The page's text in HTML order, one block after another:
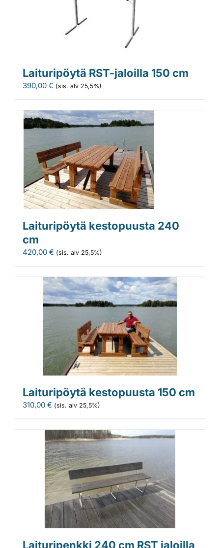
Laituripöytä RST-jaloilla 150 cm
390,00 € (sis. alv 25,5%)
Laituripöytä kestopuusta 240
cm
420,00 € (sis. alv 25,5%)
Laituripöytä kestopuusta 150 cm
310,00 € (sis. alv 25,5%)
Laituripenkki 240 cm RST jaloilla